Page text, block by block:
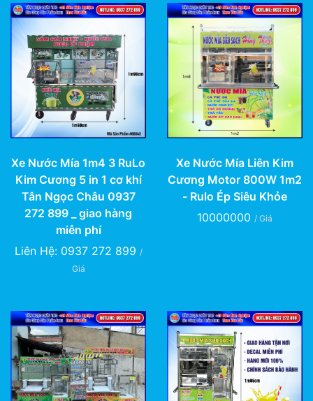
Xe Nước Mía 1m4 3 RuLo
Kim Cương 5 in 1 cơ khí
Tân Ngọc Châu 0937
272 899 _ giao hàng
miễn phí
Liên Hệ: 0937 272 899 /
Giá
Xe Nước Mía Liên Kim
Cương Motor 800W 1m2
- Rulo Ép Siêu Khỏe
10000000 / Giá